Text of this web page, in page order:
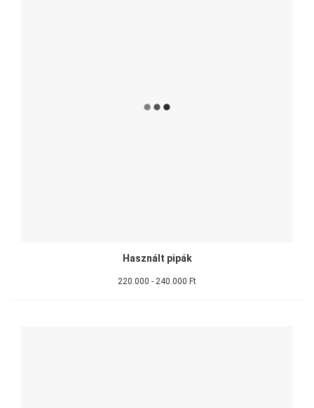
Használt pipák
220.000 - 240.000 Ft